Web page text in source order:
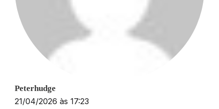
Peterhudge
21/04/2026 às 17:23